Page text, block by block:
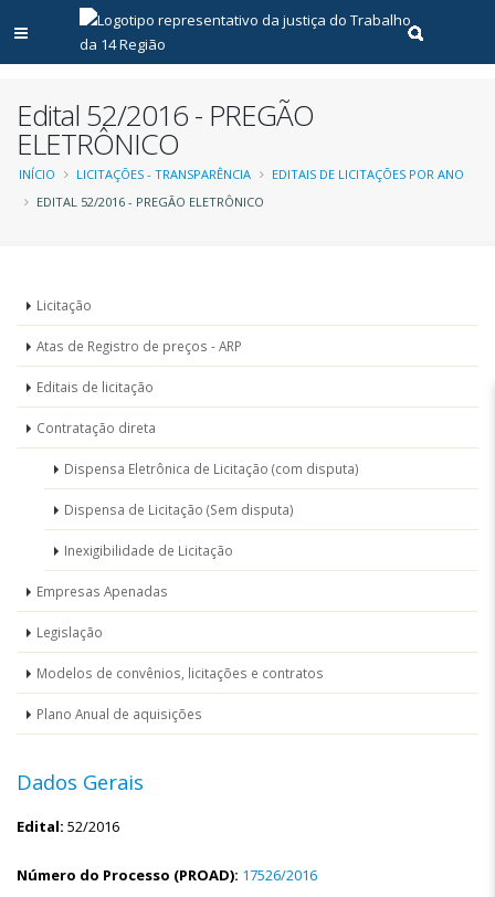
Abrir menu principal
Realizar
Edital 52/2016 - PREGÃO
ELETRÔNICO
Trilha
INÍCIO LICITAÇÕES - TRANSPARÊNCIA
EDITAIS DE LICITAÇÕES POR ANO
EDITAL 52/2016 - PREGÃO ELETRÔNICO
Menu
Licitações
Licitação
Atas de Registro de preços - ARP
Editais de licitação
Contratação direta
Dispensa Eletrônica de Licitação (com disputa)
Dispensa de Licitação (Sem disputa)
Inexigibilidade de Licitação
Empresas Apenadas
Legislação
Modelos de convênios, licitações e contratos
Plano Anual de aquisições
Dados Gerais
Edital: 52/2016
Número do Processo (PROAD): 17526/2016